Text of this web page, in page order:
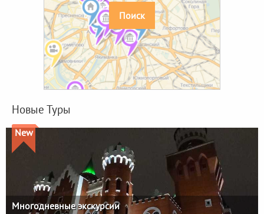
Поиск
Новые Туры
New
Многодневные экскурсии